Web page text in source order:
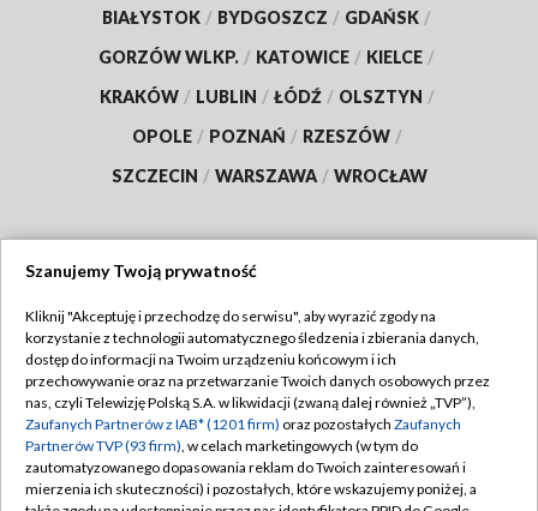
BIAŁYSTOK / BYDGOSZCZ / GDAŃSK /
GORZÓW WLKP. / KATOWICE / KIELCE /
KRAKÓW / LUBLIN / ŁÓDŹ / OLSZTYN /
OPOLE / POZNAŃ / RZESZÓW /
SZCZECIN / WARSZAWA / WROCŁAW
TVP
Abonament TVP
Emisja w TVP
Centrum informacji TVP
Naziemna Telewizja Cyfrowa
Regulamin TVP
Polityka prywatności
Moje zgody
Pomoc
Szanujemy Twoją prywatność
Kliknij "Akceptuję i przechodzę do serwisu", aby wyrazić zgody na
korzystanie z technologii automatycznego śledzenia i zbierania danych,
dostęp do informacji na Twoim urządzeniu końcowym i ich
przechowywanie oraz na przetwarzanie Twoich danych osobowych przez
nas, czyli Telewizję Polską S.A. w likwidacji (zwaną dalej również „TVP”),
Zaufanych Partnerów z IAB* (1201 firm) oraz pozostałych Zaufanych
Partnerów TVP (93 firm), w celach marketingowych (w tym do
zautomatyzowanego dopasowania reklam do Twoich zainteresowań i
mierzenia ich skuteczności) i pozostałych, które wskazujemy poniżej, a